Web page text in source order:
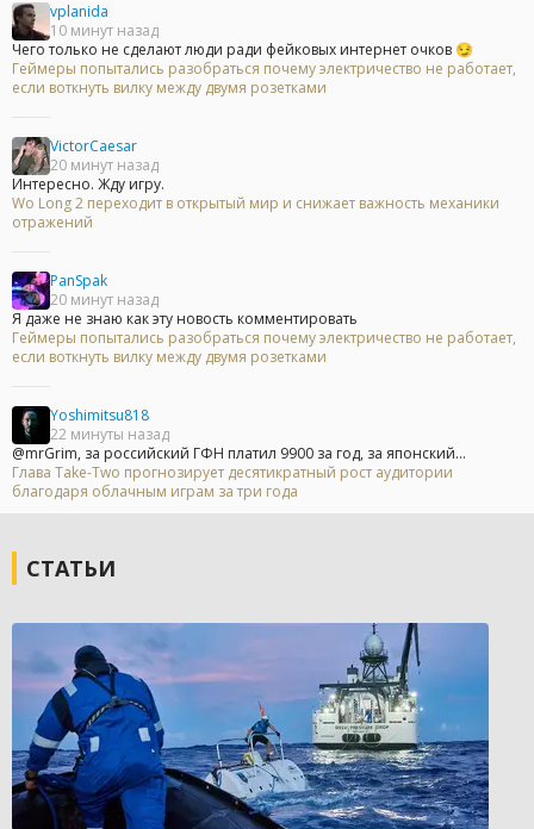
vplanida
10 минут назад
Чего только не сделают люди ради фейковых интернет очков 😏
Геймеры попытались разобраться почему электричество не работает,
если воткнуть вилку между двумя розетками
VictorCaesar
20 минут назад
Интересно. Жду игру.
Wo Long 2 переходит в открытый мир и снижает важность механики
отражений
PanSpak
20 минут назад
Я даже не знаю как эту новость комментировать
Геймеры попытались разобраться почему электричество не работает,
если воткнуть вилку между двумя розетками
Yoshimitsu818
22 минуты назад
@mrGrim, за российский ГФН платил 9900 за год, за японский...
Глава Take-Two прогнозирует десятикратный рост аудитории
благодаря облачным играм за три года
СТАТЬИ